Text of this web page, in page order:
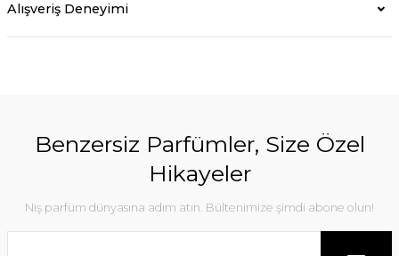
Alışveriş Deneyimi
Benzersiz Parfümler, Size Özel
Hikayeler
Niş parfüm dünyasına adım atın. Bültenimize şimdi abone olun!